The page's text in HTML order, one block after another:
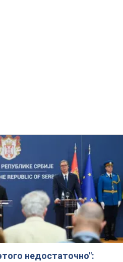
недостаточно":